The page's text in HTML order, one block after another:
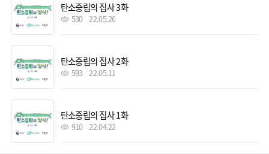
탄소중립의 집사 3화
530 22.05.26
탄소중립의 집사 2화
593 22.05.11
탄소중립의 집사 1화
910 22.04.22